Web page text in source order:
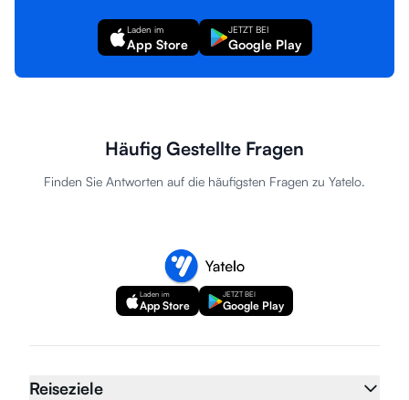
Laden im
App Store
JETZT BEI
Google Play
Häufig Gestellte Fragen
Finden Sie Antworten auf die häufigsten Fragen zu Yatelo.
Laden im
App Store
JETZT BEI
Google Play
Reiseziele